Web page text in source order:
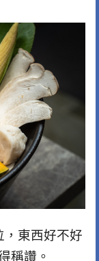
，東西好不好
稱讚。